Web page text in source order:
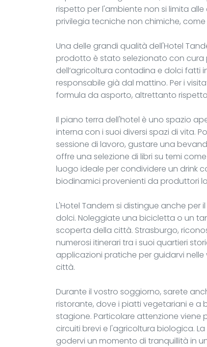
rispetto per l'ambiente non si limita
privilegia tecniche non chimiche,
Una delle grandi qualità dell'Hotel
prodotto è stato selezionato con cura
dell’agricoltura contadina e dolci fatti
responsabile già dal mattino. Per i
formula da asporto, altrettanto
Il piano terra dell'hotel è uno spazio
interna con i suoi diversi spazi di vita.
sessione di lavoro, gustare una
offre una selezione di libri su temi
luogo ideale per condividere un drink
biodinamici provenienti da produttori
L'Hotel Tandem si distingue anche
dolci. Noleggiate una bicicletta o un
scoperta della città. Strasburgo,
numerosi itinerari tra i suoi quartieri
applicazioni pratiche per guidarvi
città.
Durante il vostro soggiorno, sarete
ristorante, dove i piatti vegetariani e
stagione. Particolare attenzione viene
circuiti brevi e l'agricoltura biologica.
godervi un momento di tranquillità in